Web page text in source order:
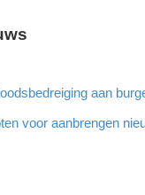
aan
voor aanbrengen